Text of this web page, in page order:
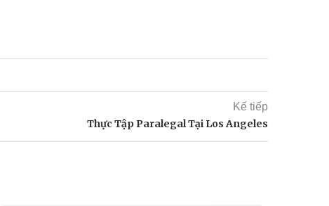
Kế tiếp
Thực Tập Paralegal Tại Los Angeles